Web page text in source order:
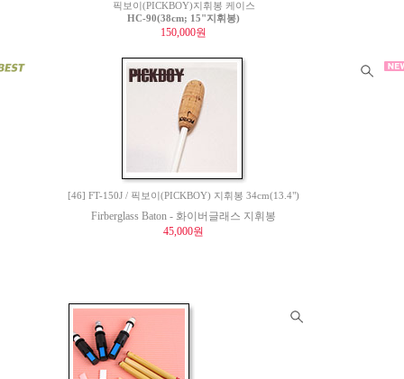
픽보이(PICKBOY)지휘봉 케이스
HC-90(38cm; 15"지휘봉)
150,000원
[46] FT-150J / 픽보이(PICKBOY) 지휘봉 34cm(13.4")
Firberglass Baton - 화이버글래스 지휘봉
45,000원